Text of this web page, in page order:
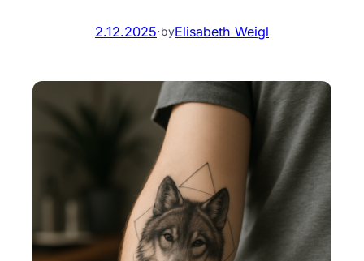
2.12.2025·byElisabeth Weigl